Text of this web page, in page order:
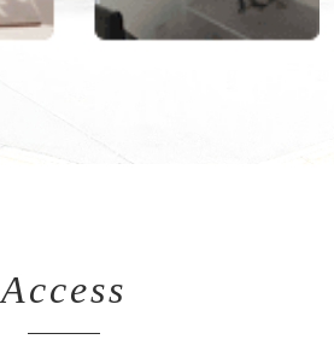
Access